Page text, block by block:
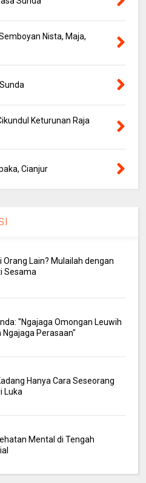
Nista, Maja,
Keturunan Raja
Cianjur
Orang Lain? Mulailah dengan
Sesama
"Ngajaga Omongan Leuwih
Perasaan"
Hanya Cara Seseorang
Luka
Mental di Tengah